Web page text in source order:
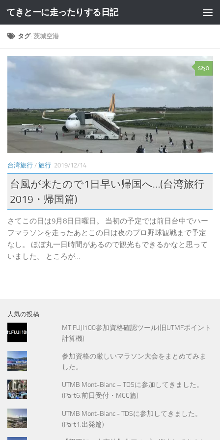
コンテンツへスキップ
てきとーに走ったりする日記
タグ:茨城空港
0
台湾旅行 / 旅行 2019/12/14
台風が来たので1日早い帰国へ…(台湾旅行
2019・帰国篇)
さてこの日は9月8日日曜日。 当初の予定では前日台中でハー
フマラソンを走ったあとこの日は夜のプロ野球観戦まで予定
なし。 ほぼ丸一日時間があるので観光もできるかなと思って
いました。 ところが…
人気の投稿
MT.FUJI100参加資格確認ツール(旧UTMFポイント
計算機)
参加資格の厳しいマラソン大会をまとめてみま
した。
UTMB Mont-Blanc – TDSに参加してきました。
(Part6.前日受付・MCC篇)
UTMB Mont-Blanc - TDSに参加してきました。
(Part1.出発篇)